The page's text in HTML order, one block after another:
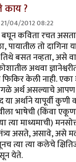
काय ?
21/04/2012 08:22
अन चित्रगुप्तांच्या
बघून कविता रचत
तो दागिना
बसत नव्हता, असे
अथवा
फिकिर केली नाही.
अर्थ असल्याचे
अर्थाने यापूर्वी कुणी
भाषेची (किंवा
त्या माध्यमाची)
असते, असावे, असे
त्या त्या कलेचे
येते.